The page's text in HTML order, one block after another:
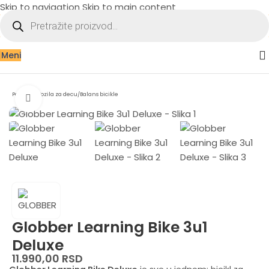
Skip to navigation Skip to main content
Meni
Početna Vozila za decu/Balans bicikle
Zumiraj sliku
Globber Learning Bike 3u1
Deluxe
11.990,00 RSD